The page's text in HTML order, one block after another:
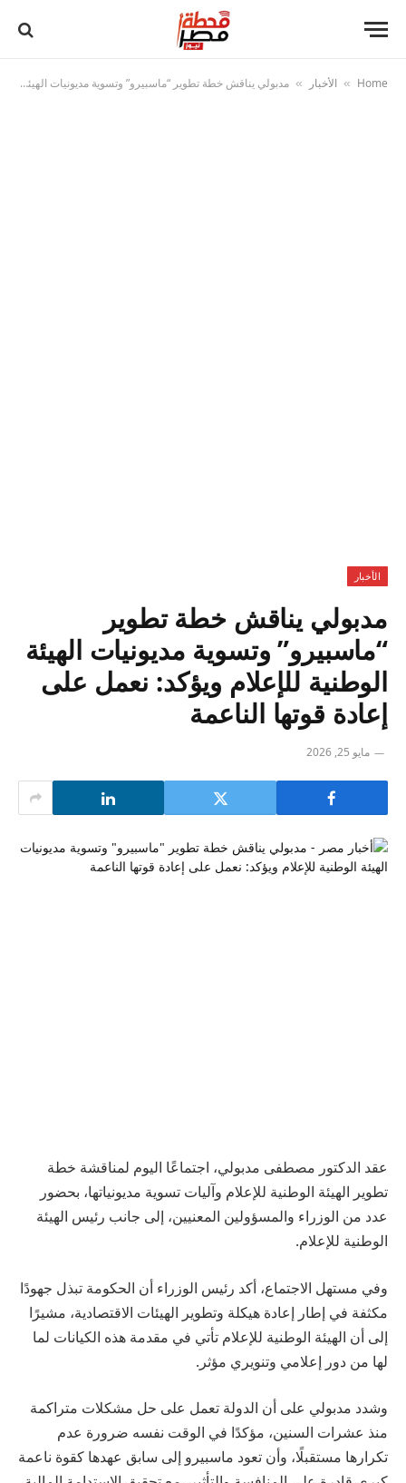
Home
» الأخبار » مدبولي يناقش خطة تطوير “ماسبيرو” وتسوية مديونيات الهيئة الوطنية للإعلام ويؤكد: نعمل على إعادة قوتها الناعمة
الأخبار
مدبولي يناقش خطة تطوير
“ماسبيرو” وتسوية مديونيات الهيئة
الوطنية للإعلام ويؤكد: نعمل على
إعادة قوتها الناعمة
مايو 25, 2026
عقد الدكتور مصطفى مدبولي، اجتماعًا اليوم لمناقشة خطة
تطوير الهيئة الوطنية للإعلام وآليات تسوية مديونياتها، بحضور
عدد من الوزراء والمسؤولين المعنيين، إلى جانب رئيس الهيئة
الوطنية للإعلام.
وفي مستهل الاجتماع، أكد رئيس الوزراء أن الحكومة تبذل جهودًا
مكثفة في إطار إعادة هيكلة وتطوير الهيئات الاقتصادية، مشيرًا
إلى أن الهيئة الوطنية للإعلام تأتي في مقدمة هذه الكيانات لما
لها من دور إعلامي وتنويري مؤثر.
وشدد مدبولي على أن الدولة تعمل على حل مشكلات متراكمة
منذ عشرات السنين، مؤكدًا في الوقت نفسه ضرورة عدم
تكرارها مستقبلًا، وأن تعود ماسبيرو إلى سابق عهدها كقوة ناعمة